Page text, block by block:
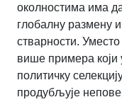
околностима има
глобалну размену
стварности.
више примера који
политичку
продубљује